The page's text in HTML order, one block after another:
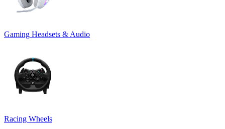
Gaming Headsets & Audio
Racing Wheels